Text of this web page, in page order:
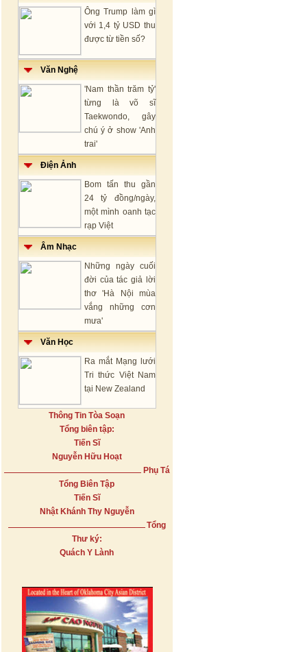
Ông Trump làm gì
với 1,4 tỷ USD thu
được từ tiền số?
Văn Nghệ
'Nam thần trăm tỷ'
từng là võ sĩ
Taekwondo, gây
chú ý ở show 'Anh
trai'
Điện Ảnh
Bom tấn thu gần
24 tỷ đồng/ngày,
một mình oanh tạc
rạp Việt
Âm Nhạc
Những ngày cuối
đời của tác giả lời
thơ 'Hà Nội mùa
vắng những cơn
mưa'
Văn Học
Ra mắt Mạng lưới
Tri thức Việt Nam
tại New Zealand
Thông Tin Tòa Soạn
Tổng biên tập:
Tiến Sĩ
Nguyễn Hữu Hoạt
Phụ Tá
Tổng Biên Tập
Tiến Sĩ
Nhật Khánh Thy Nguyễn
Tổng
Thư ký:
Quách Y Lành